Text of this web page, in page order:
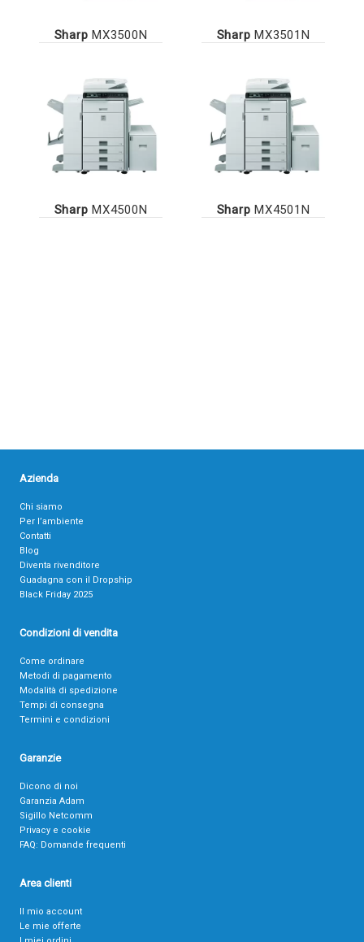
Sharp MX3500N Sharp MX3501N
Sharp MX4500N Sharp MX4501N
Azienda
Chi siamo
Per l’ambiente
Contatti
Blog
Diventa rivenditore
Guadagna con il Dropship
Black Friday 2025
Condizioni di vendita
Come ordinare
Metodi di pagamento
Modalità di spedizione
Tempi di consegna
Termini e condizioni
Garanzie
Dicono di noi
Garanzia Adam
Sigillo Netcomm
Privacy e cookie
FAQ: Domande frequenti
Area clienti
Il mio account
Le mie offerte